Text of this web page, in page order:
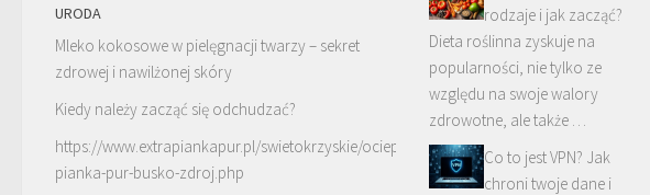
URODA
Mleko kokosowe w pielęgnacji twarzy – sekret
zdrowej i nawilżonej skóry
Kiedy należy zacząć się odchudzać?
https://www.extrapiankapur.pl/swietokrzyskie/ocieplenia-
pianka-pur-busko-zdroj.php
rodzaje i jak zacząć?
Dieta roślinna zyskuje na
popularności, nie tylko ze
względu na swoje walory
zdrowotne, ale także …
Co to jest VPN? Jak
chroni twoje dane i